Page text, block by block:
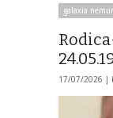
galaxia
17/07/2026 |